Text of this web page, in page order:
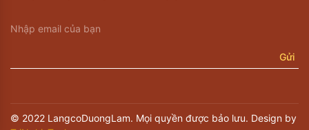
Gửi
© 2022 LangcoDuongLam. Mọi quyền được bảo lưu. Design by